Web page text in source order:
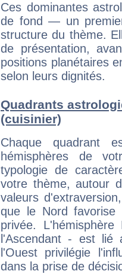
Ces dominantes
de fond — un
structure du thème.
de présentation,
positions planétaires
selon leurs dignités.
Quadrants
(cuisinier)
Chaque quadrant
hémisphères de
typologie de
votre thème, autour
valeurs
que le Nord favorise
privée.
l'Ascendant - est
l'Ouest privilégie
dans la prise de